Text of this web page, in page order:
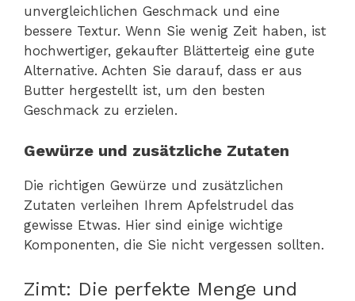
unvergleichlichen Geschmack und eine
bessere Textur. Wenn Sie wenig Zeit haben, ist
hochwertiger, gekaufter Blätterteig eine gute
Alternative. Achten Sie darauf, dass er aus
Butter hergestellt ist, um den besten
Geschmack zu erzielen.
Gewürze und zusätzliche Zutaten
Die richtigen Gewürze und zusätzlichen
Zutaten verleihen Ihrem Apfelstrudel das
gewisse Etwas. Hier sind einige wichtige
Komponenten, die Sie nicht vergessen sollten.
Zimt: Die perfekte Menge und